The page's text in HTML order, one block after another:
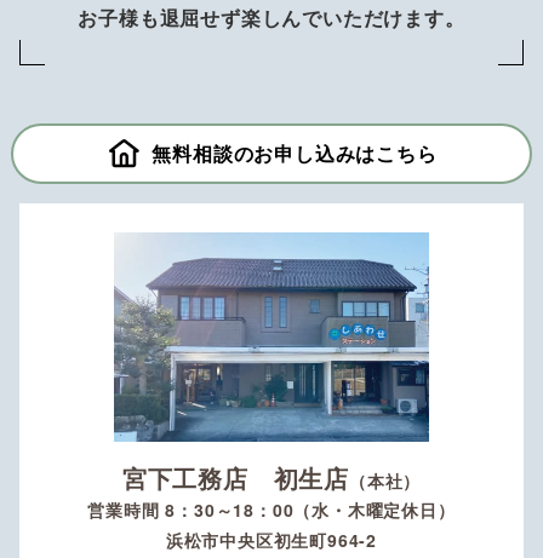
お子様も退屈せず楽しんでいただけます。
無料相談のお申し込みはこちら
宮下工務店 初生店 （本社）
営業時間 8：30～18：00（水・木曜定休日）
浜松市中央区初生町964-2